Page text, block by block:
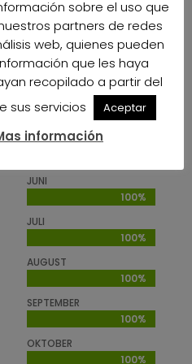
100%
100%
MÄRZ
100%
100%
100%
100%
MAI
JUNI
100%
100%
JULI
100%
100%
AUGUST
100%
100%
SEPTEMBER
100%
100%
OKTOBER
100%
100%
sobre el uso que
partners de redes
web, quienes pueden
que les haya
recopilado a partir del
sus servicios
Aceptar
información